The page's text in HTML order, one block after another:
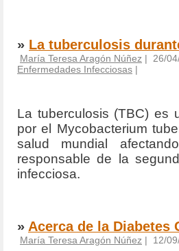
» La tuberculosis
María Teresa Aragón Núñez | 26/
Enfermedades Infecciosas |
La tuberculosis (TBC) es
por el Mycobacterium
salud mundial
responsable de la
infecciosa.
» Acerca de la Diabetes
María Teresa Aragón Núñez | 12/